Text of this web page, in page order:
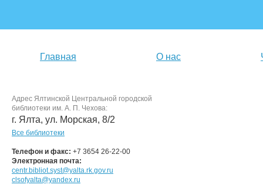
Главная О нас
Адрес Ялтинской Центральной городской
библиотеки им. А. П. Чехова:
г. Ялта, ул. Морская, 8/2
Все библиотеки
Телефон и факс: +7 3654 26-22-00
Электронная почта:
centr.bibliot.syst@yalta.rk.gov.ru
clsofyalta@yandex.ru